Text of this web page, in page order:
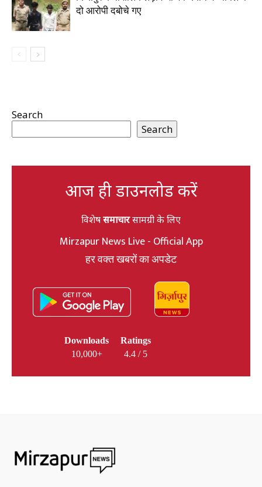
दो आरोपी दबोचे गए
Search
Search
आज ही डाउनलोड करें
विशेषसमाचारसामग्री के लिए
Mirzapur News Live - Official App
हर वक्त खबरों का अपडेट
Downloads
10,000+
Ratings
4.4 / 5